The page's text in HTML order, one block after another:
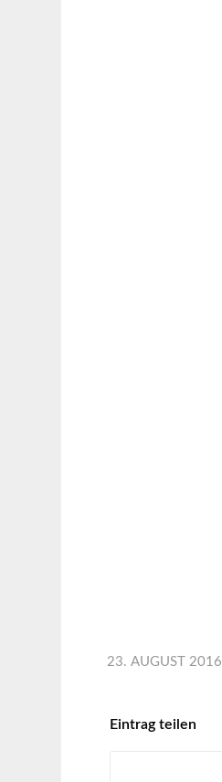
23. AUGUST 2016
Eintrag teilen